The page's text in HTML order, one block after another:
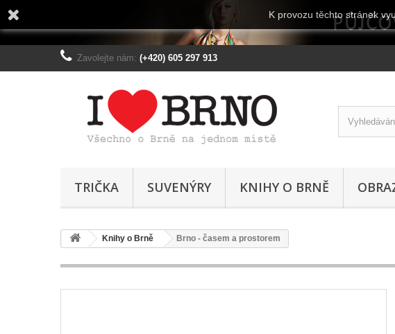
Zavolejte nám: (+420) 605 297 913
TRIČKA SUVENÝRY KNIHY O BRNĚ
Knihy o Brně Brno - časem a prostorem
K provozu těchto stránek